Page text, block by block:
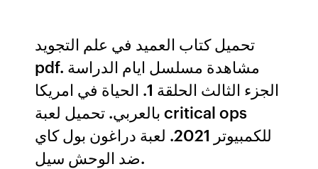
تحميل كتاب العميد في علم التجويد
pdf. مشاهدة مسلسل ايام الدراسة
الجزء الثالث الحلقة 1. الحياة في امريكا
بالعربي. تحميل لعبة critical ops
للكمبيوتر 2021. لعبة دراغون بول كاي
ضد الوحش سيل.